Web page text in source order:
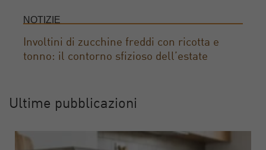
NOTIZIE
Involtini di zucchine freddi con ricotta e
tonno: il contorno sfizioso dell’estate
Ultime pubblicazioni